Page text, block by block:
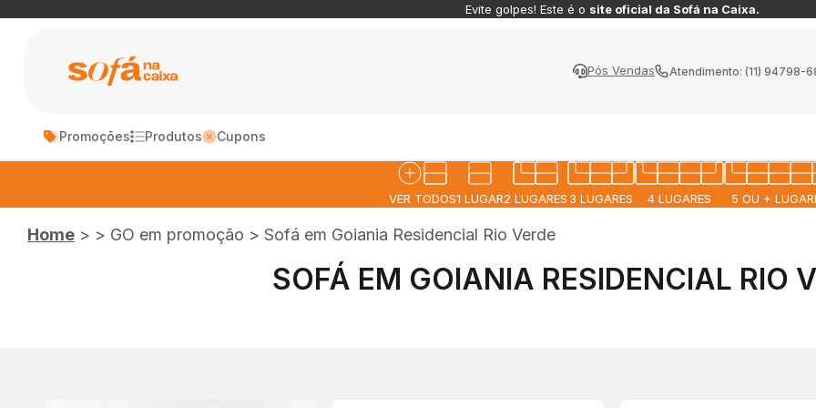
Evite golpes! Este é o site oficial da Sofá na Caixa.
Sofá na Caixa
Pós Vendas Atendimento: (11) 94798-
Promoções Produtos Cupons
BLOOM
HORIZON
MAIS CONFORTO
SIENNA
PELION
POLI-COURO PET
VER TODOS1 LUGAR2 LUGARES 3 LUGARES 4 LUGARES 5 OU +
Home > > GO em promoção > Sofá em Goiania Residencial Rio Verde
SOFÁ EM GOIANIA RESIDENCIAL RIO